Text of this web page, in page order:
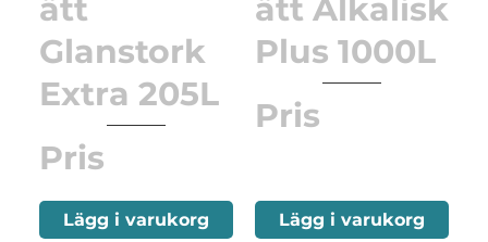
ätt
Glanstork
Extra 205L
Pris
Lägg i varukorg
ätt Alkalisk
Plus 1000L
Pris
Lägg i varukorg